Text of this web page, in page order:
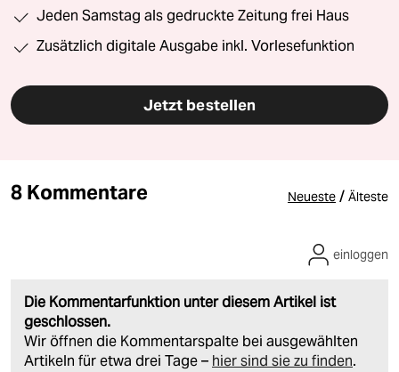
Jeden Samstag als gedruckte Zeitung frei Haus
Zusätzlich digitale Ausgabe inkl. Vorlesefunktion
Jetzt bestellen
8 Kommentare Neueste / Älteste
Die Kommentarfunktion unter diesem Artikel ist
geschlossen.
Wir öffnen die Kommentarspalte bei ausgewählten
Artikeln für etwa drei Tage – hier sind sie zu finden.
einloggen